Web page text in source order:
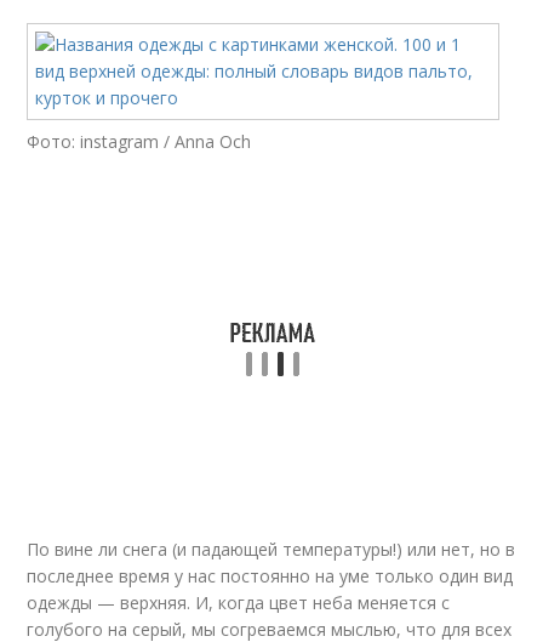
Фото: instagram / Anna Och
По вине ли снега (и падающей температуры!) или нет, но в
последнее время у нас постоянно на уме только один вид
одежды — верхняя. И, когда цвет неба меняется с
голубого на серый, мы согреваемся мыслью, что для всех